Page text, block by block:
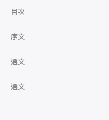
目次
序文
選文
選文